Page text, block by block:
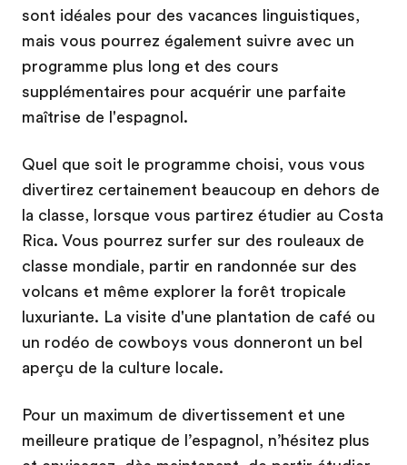
sont idéales pour des vacances linguistiques,
mais vous pourrez également suivre avec un
programme plus long et des cours
supplémentaires pour acquérir une parfaite
maîtrise de l'espagnol.
Quel que soit le programme choisi, vous vous
divertirez certainement beaucoup en dehors de
la classe, lorsque vous partirez étudier au Costa
Rica. Vous pourrez surfer sur des rouleaux de
classe mondiale, partir en randonnée sur des
volcans et même explorer la forêt tropicale
luxuriante. La visite d'une plantation de café ou
un rodéo de cowboys vous donneront un bel
aperçu de la culture locale.
Pour un maximum de divertissement et une
meilleure pratique de l’espagnol, n’hésitez plus